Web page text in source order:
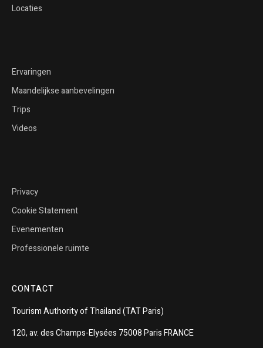
Locaties
Ervaringen
Maandelijkse aanbevelingen
Trips
Videos
Privacy
Cookie Statement
Evenementen
Professionele ruimte
CONTACT
TourismAuthority ofThailand(TAT Paris)
120, av. des Champs-Elysées 75008 Paris FRANCE